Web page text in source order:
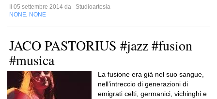
Il 05 settembre 2014 da
Studioartesia
NONE NONE
JACO PASTORIUS #jazz #fusion
#musica
La fusione era già nel suo sangue,
nell’intreccio di generazioni di
emigrati celti, germanici, vichinghi e